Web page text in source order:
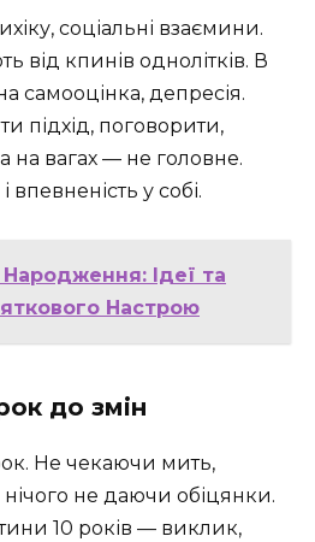
соціальні взаємини.
від кпинів однолітків. В
самооцінка, депресія.
підхід, поговорити,
вагах — не головне.
впевненість у собі.
Ідеї та
Настрою
до змін
Не чекаючи мить,
не даючи обіцянки.
10 років — виклик,